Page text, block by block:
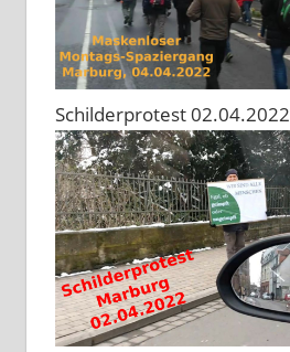
Schilderprotest 02.04.2022